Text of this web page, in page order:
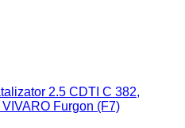
2.5 CDTI C 382,
Furgon (F7)